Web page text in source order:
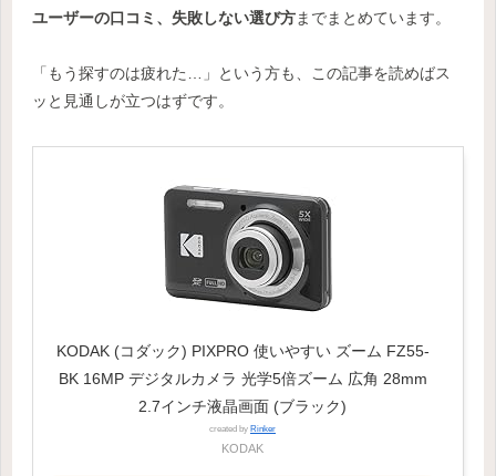
ユーザーの口コミ、失敗しない選び方までまとめています。
「もう探すのは疲れた…」という方も、この記事を読めばス
ッと見通しが立つはずです。
KODAK (コダック) PIXPRO 使いやすい ズーム FZ55-
BK 16MP デジタルカメラ 光学5倍ズーム 広角 28mm
2.7インチ液晶画面 (ブラック)
created by Rinker
KODAK